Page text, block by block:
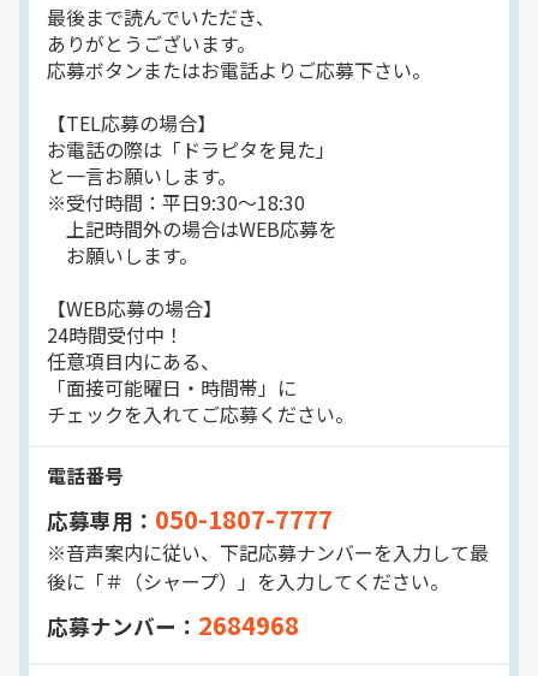
最後まで読んでいただき、
ありがとうございます。
応募ボタンまたはお電話よりご応募下さい。
【TEL応募の場合】
お電話の際は「ドラピタを見た」
と一言お願いします。
※受付時間：平日9:30～18:30
上記時間外の場合はWEB応募を
お願いします。
【WEB応募の場合】
24時間受付中！
任意項目内にある、
「面接可能曜日・時間帯」に
チェックを入れてご応募ください。
電話番号
応募専用： 050-1807-7777
※音声案内に従い、下記応募ナンバーを入力して最
後に「＃（シャープ）」を入力してください。
応募ナンバー： 2684968